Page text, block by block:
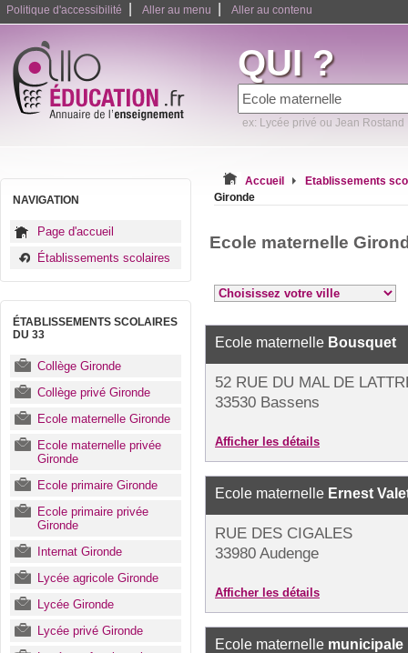
Politique d'accessibilité Aller au menu Aller au contenu
QUI ?
ex: Lycée privé ou Jean Rostand
NAVIGATION
Page d'accueil
Établissements scolaires
ÉTABLISSEMENTS SCOLAIRES
DU 33
Collège Gironde
Collège privé Gironde
Ecole maternelle Gironde
Ecole maternelle privée
Gironde
Ecole primaire Gironde
Ecole primaire privée
Gironde
Internat Gironde
Lycée agricole Gironde
Lycée Gironde
Lycée privé Gironde
Accueil
Etablissements
Gironde
Ecole maternelle
Ecole maternelle Bousquet
52 RUE DU MAL DE
33530 Bassens
Afficher les détails
Ecole maternelle Ernest
RUE DES CIGALES
33980 Audenge
Afficher les détails
Ecole maternelle municipale